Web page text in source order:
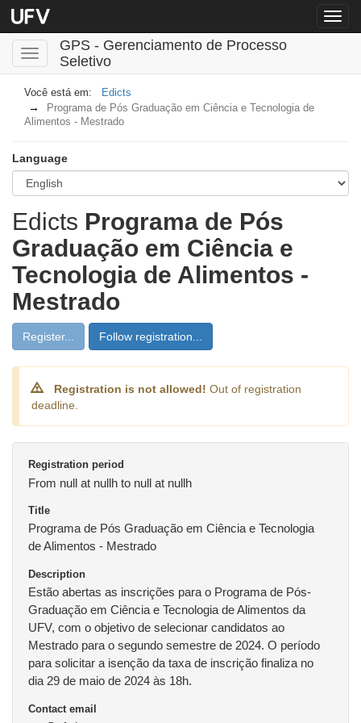
Menu
Toggle
navigation
GPS - Gerenciamento de Processo
Seletivo
Edicts
Programa de Pós Graduação em Ciência e Tecnologia de
Alimentos - Mestrado
Language
Edicts Programa de Pós
Graduação em Ciência e
Tecnologia de Alimentos -
Mestrado
Register... Follow registration...
Registration is not allowed! Out of registration
deadline.
Registration period
From null at nullh to null at nullh
Title
Programa de Pós Graduação em Ciência e Tecnologia
de Alimentos - Mestrado
Description
Estão abertas as inscrições para o Programa de Pós-
Graduação em Ciência e Tecnologia de Alimentos da
UFV, com o objetivo de selecionar candidatos ao
Mestrado para o segundo semestre de 2024. O período
para solicitar a isenção da taxa de inscrição finaliza no
dia 29 de maio de 2024 às 18h.
Contact email